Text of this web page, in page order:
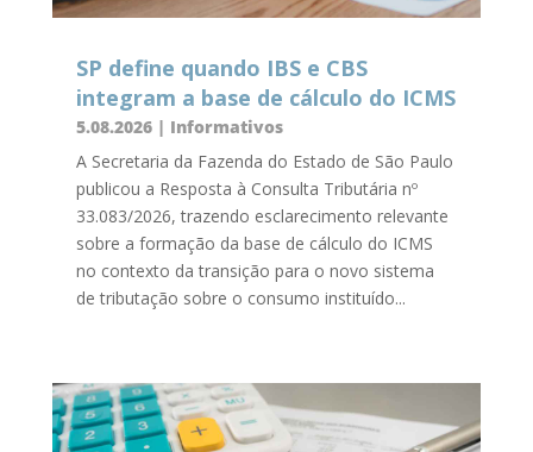
SP define quando IBS e CBS
integram a base de cálculo do ICMS
5.08.2026| Informativos
A Secretaria da Fazenda do Estado de São Paulo
publicou a Resposta à Consulta Tributária nº
33.083/2026, trazendo esclarecimento relevante
sobre a formação da base de cálculo do ICMS
no contexto da transição para o novo sistema
de tributação sobre o consumo instituído...